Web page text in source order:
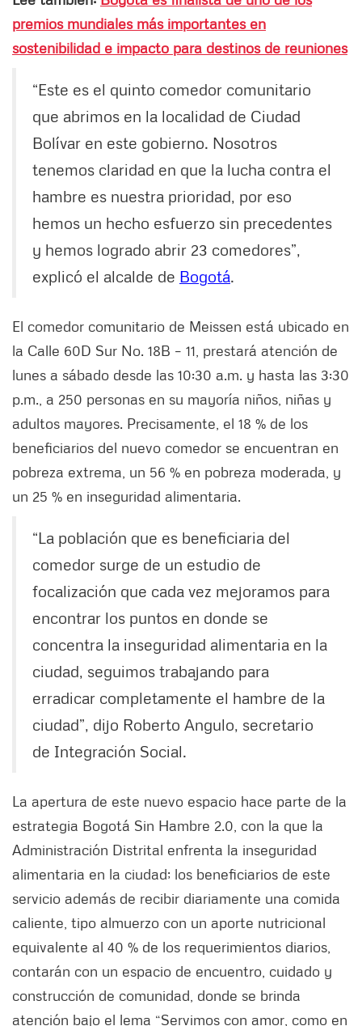
premios mundiales más importantes en
sostenibilidad e impacto para destinos de reuniones
“Este es el quinto comedor comunitario
que abrimos en la localidad de Ciudad
Bolívar en este gobierno. Nosotros
tenemos claridad en que la lucha contra el
hambre es nuestra prioridad, por eso
hemos un hecho esfuerzo sin precedentes
y hemos logrado abrir 23 comedores”,
explicó el alcalde de Bogotá.
El comedor comunitario de Meissen está ubicado en
la Calle 60D Sur No. 18B – 11, prestará atención de
lunes a sábado desde las 10:30 a.m. y hasta las 3:30
p.m., a 250 personas en su mayoría niños, niñas y
adultos mayores. Precisamente, el 18 % de los
beneficiarios del nuevo comedor se encuentran en
pobreza extrema, un 56 % en pobreza moderada, y
un 25 % en inseguridad alimentaria.
“La población que es beneficiaria del
comedor surge de un estudio de
focalización que cada vez mejoramos para
encontrar los puntos en donde se
concentra la inseguridad alimentaria en la
ciudad, seguimos trabajando para
erradicar completamente el hambre de la
ciudad”, dijo Roberto Angulo, secretario
de Integración Social.
La apertura de este nuevo espacio hace parte de la
estrategia Bogotá Sin Hambre 2.0, con la que la
Administración Distrital enfrenta la inseguridad
alimentaria en la ciudad; los beneficiarios de este
servicio además de recibir diariamente una comida
caliente, tipo almuerzo con un aporte nutricional
equivalente al 40 % de los requerimientos diarios,
contarán con un espacio de encuentro, cuidado y
construcción de comunidad, donde se brinda
atención bajo el lema “Servimos con amor, como en